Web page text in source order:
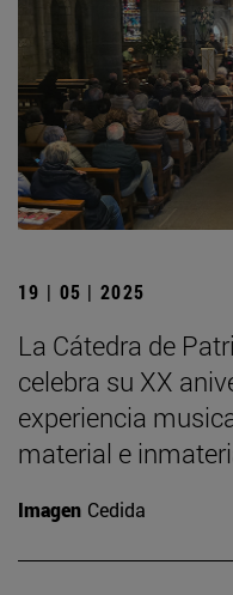
19 | 05 | 2025
La Cátedra de
celebra su XX
experiencia
material e
Imagen Cedida